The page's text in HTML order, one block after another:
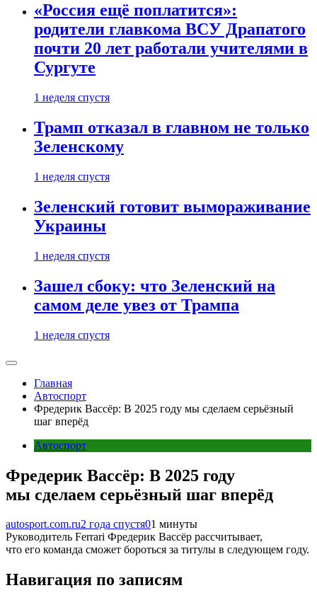
«Россия ещё поплатится»:
родители главкома ВСУ Драпатого
почти 20 лет работали учителями в
Сургуте
1 неделя спустя
Трамп отказал в главном не только
Зеленскому
1 неделя спустя
Зеленский готовит вымораживание
Украины
1 неделя спустя
Зашел сбоку: что Зеленский на
самом деле увез от Трампа
1 неделя спустя
Главная
Автоспорт
Фредерик Вассёр: В 2025 году мы сделаем серьёзный
шаг вперёд
Автоспорт
Фредерик Вассёр: В 2025 году
мы сделаем серьёзный шаг вперёд
autosport.com.ru2 года спустя01 минуты
Руководитель Ferrari Фредерик Вассёр рассчитывает,
что его команда сможет бороться за титулы в следующем году.
Навигация по записям